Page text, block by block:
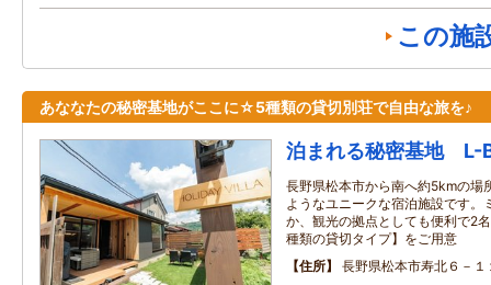
この施
あななたの秘密基地がここに☆5種類の貸切別荘で自由な旅を♪
泊まれる秘密基地 L-
長野県松本市から南へ約5kmの場
ようなユニークな宿泊施設です。
か、観光の拠点としても便利で2
種類の貸切タイプ】をご用意
住所
長野県松本市寿北６－１